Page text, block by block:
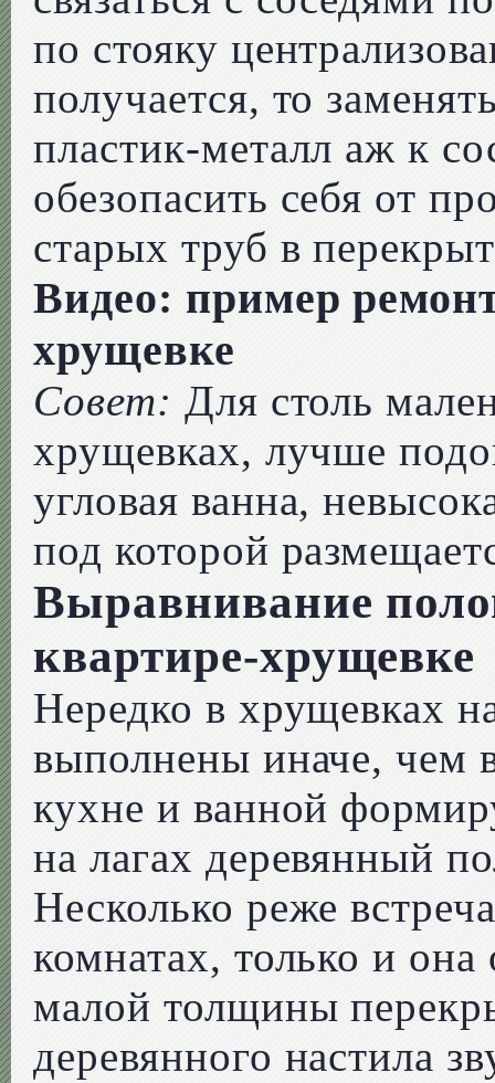
по стояку
получается, то
пластик-металл аж к
обезопасить себя от
старых труб в
Видео: пример
хрущевке
Совет: Для столь
хрущевках, лучше
угловая ванна,
под которой
Выравнивание
квартире-хрущевке
Нередко в хрущевках
выполнены иначе, чем
кухне и ванной
на лагах деревянный
Несколько реже
комнатах, только и
малой толщины
деревянного настила